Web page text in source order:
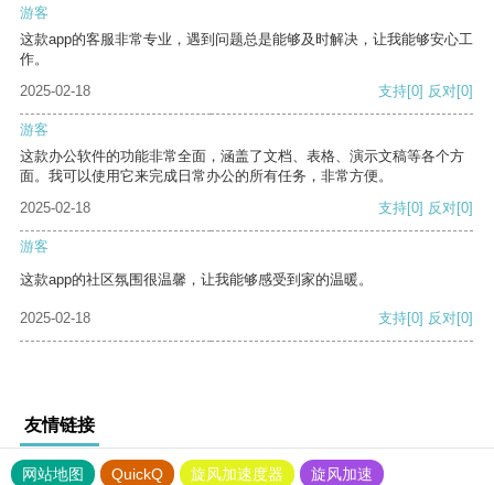
游客
这款app的客服非常专业，遇到问题总是能够及时解决，让我能够安心工
作。
2025-02-18
支持[0] 反对[0]
游客
这款办公软件的功能非常全面，涵盖了文档、表格、演示文稿等各个方
面。我可以使用它来完成日常办公的所有任务，非常方便。
2025-02-18
支持[0] 反对[0]
游客
这款app的社区氛围很温馨，让我能够感受到家的温暖。
2025-02-18 支持[0] 反对[0]
友情链接
网站地图 QuickQ 旋风加速度器
旋风加速